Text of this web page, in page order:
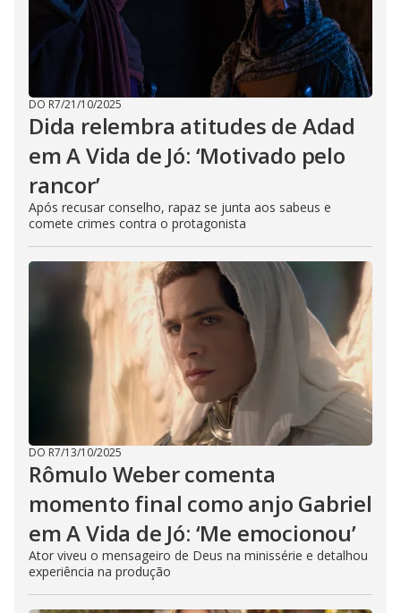
DO R7/21/10/2025
Dida relembra atitudes de Adad
em A Vida de Jó: ‘Motivado pelo
rancor’
Após recusar conselho, rapaz se junta aos sabeus e
comete crimes contra o protagonista
DO R7/13/10/2025
Rômulo Weber comenta
momento final como anjo Gabriel
em A Vida de Jó: ‘Me emocionou’
Ator viveu o mensageiro de Deus na minissérie e detalhou
experiência na produção